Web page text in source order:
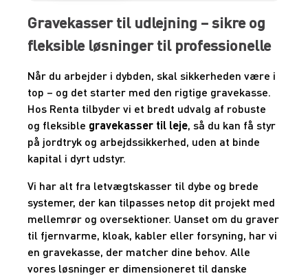
Gravekasser til udlejning – sikre og
fleksible løsninger til professionelle
Når du arbejder i dybden, skal sikkerheden være i
top – og det starter med den rigtige gravekasse.
Hos Renta tilbyder vi et bredt udvalg af robuste
og fleksible gravekasser til leje, så du kan få styr
på jordtryk og arbejdssikkerhed, uden at binde
kapital i dyrt udstyr.
Vi har alt fra letvægtskasser til dybe og brede
systemer, der kan tilpasses netop dit projekt med
mellemrør og oversektioner. Uanset om du graver
til fjernvarme, kloak, kabler eller forsyning, har vi
en gravekasse, der matcher dine behov. Alle
vores løsninger er dimensioneret til danske